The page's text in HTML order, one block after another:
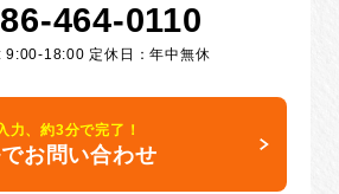
464-0110
9:00-18:00 定休日：年中無休
力、約3分で完了！
お問い合わせ